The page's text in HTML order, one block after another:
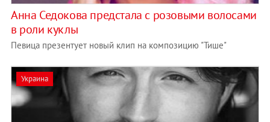
Анна Седокова предстала с розовыми волосами
в роли куклы
Певица презентует новый клип на композицию "Тише"
Украина